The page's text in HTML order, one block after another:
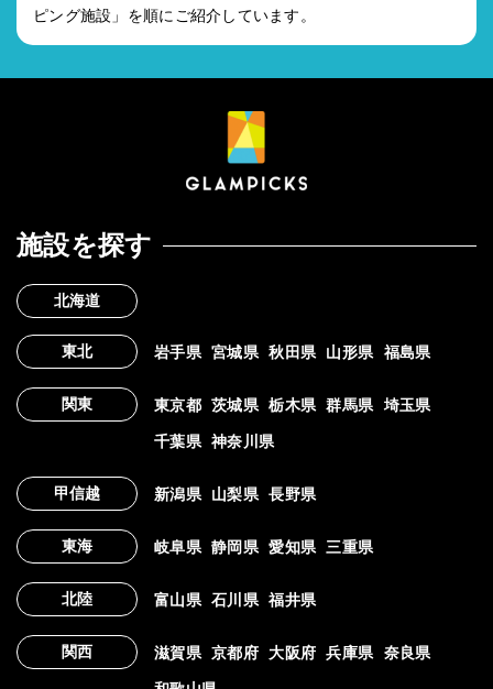
ピング施設」を順にご紹介しています。
施設を探す
北海道
東北 岩手県 宮城県 秋田県 山形県 福島県
関東 東京都 茨城県 栃木県 群馬県 埼玉県
千葉県 神奈川県
甲信越 新潟県 山梨県 長野県
東海 岐阜県 静岡県 愛知県 三重県
北陸 富山県 石川県 福井県
関西 滋賀県 京都府 大阪府 兵庫県 奈良県